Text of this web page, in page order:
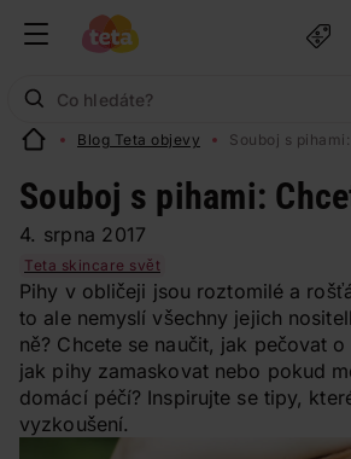
Blog Teta objevy Souboj s
Souboj s pihami:
4. srpna 2017
Teta skincare svět
Pihy v obličeji jsou roztomilé a
to ale nemyslí všechny jejich
ně? Chcete se naučit, jak pečovat
jak pihy zamaskovat nebo pokud
domácí péčí? Inspirujte se tipy,
vyzkoušení.